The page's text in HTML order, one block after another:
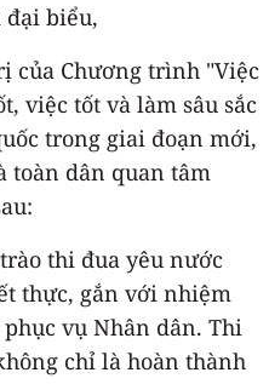
đại biểu,
của Chương trình "Việc
việc tốt và làm sâu sắc
trong giai đoạn mới,
toàn dân quan tâm
thi đua yêu nước
thực, gắn với nhiệm
vụ Nhân dân. Thi
chỉ là hoàn thành